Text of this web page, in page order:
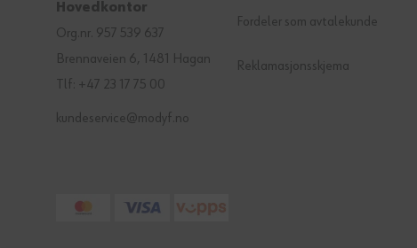
Hovedkontor
Org.nr. 957 539 637
Brennaveien 6, 1481 Hagan
Tlf: +47 23 17 75 00
kundeservice@modyf.no
Fordeler som avtalekunde
Reklamasjonsskjema